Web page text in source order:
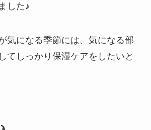
した♪
気になる季節には、気になる部
てしっかり保湿ケアをしたいと